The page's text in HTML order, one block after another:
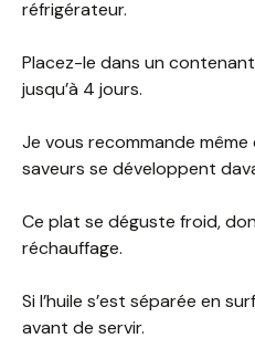
réfrigérateur.
Placez-le dans un
jusqu’à 4 jours.
Je vous recommande même
saveurs se développent
Ce plat se déguste froid,
réchauffage.
Si l’huile s’est séparée en
avant de servir.